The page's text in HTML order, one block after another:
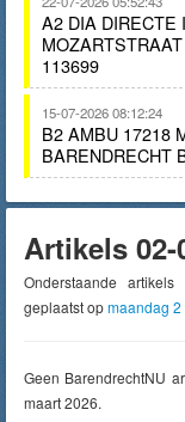
A2 DIA DIRECTE
113699
15-07-2026 08:12:24
B2 AMBU 17218
BARENDRECHT
Artikels 02-
Onderstaande
geplaatst opmaandag 2
Geen BarendrechtNU
maart 2026.